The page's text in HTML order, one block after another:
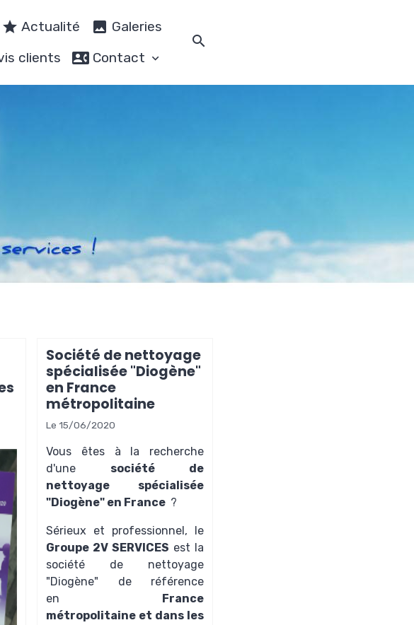
Actualité
Galeries
clients
Contact
Société de nettoyage
spécialisée "Diogène"
en France
métropolitaine
Le 15/06/2020
Vous êtes à la recherche
d'une société de
nettoyage spécialisée
"Diogène" en France ?
Sérieux et professionnel, le
Groupe 2V SERVICES est la
société de nettoyage
"Diogène" de référence
en France
métropolitaine et dans les